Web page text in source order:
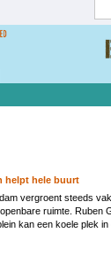
helpt hele buurt
vergroent steeds
ruimte. Ruben
kan een koele plek in